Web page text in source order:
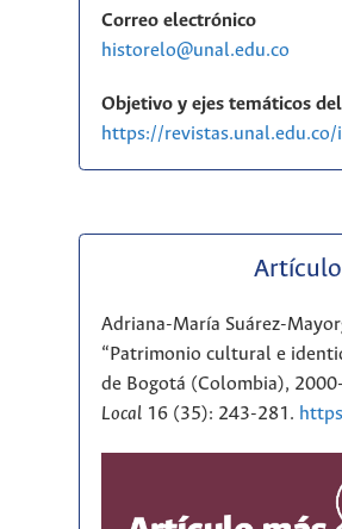
Correo electrónico
historelo@unal.edu.co
Objetivo y ejes temáticos
https://
Adriana-María Suárez-
“Patrimonio cultural e
de Bogotá (Colombia),
Local16 (35): 243-281.